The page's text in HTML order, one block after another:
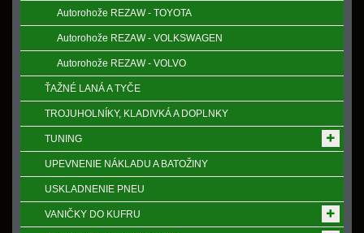
Autorohože REZAW - TOYOTA
Autorohože REZAW - VOLKSWAGEN
Autorohože REZAW - VOLVO
ŤAŽNÉ LANÁ A TYČE
TROJUHOLNÍKY, KLADIVKÁ A DOPLNKY
TUNING
UPEVNENIE NÁKLADU A BATOŽINY
USKLADNENIE PNEU
VANIČKY DO KUFRU